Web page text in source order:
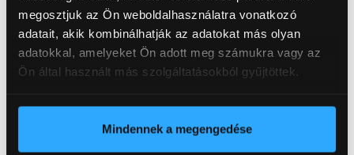
megosztjuk az Ön weboldalhasználatra vonatkozó
adatait, akik kombinálhatják az adatokat más olyan
adatokkal, amelyeket Ön adott meg számukra vagy az
Ön által használt más szolgáltatásokból gyűjtöttek.
Mindennek a megengedése
KERESSE ÉRTÉKESÍTŐNKET